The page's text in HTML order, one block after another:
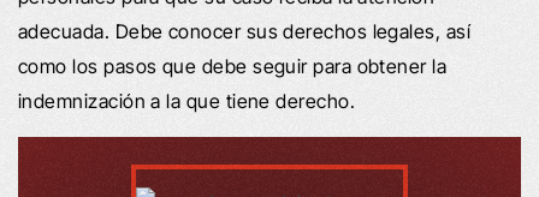
adecuada. Debe conocer sus derechos legales, así
como los pasos que debe seguir para obtener la
indemnización a la que tiene derecho.